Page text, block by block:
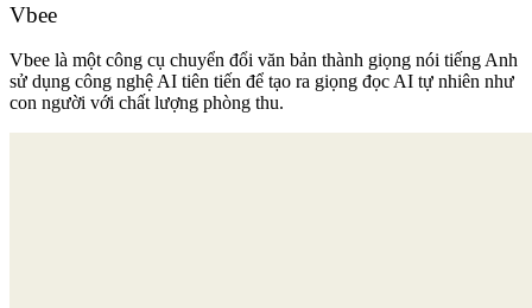
Vbee
Vbee là một công cụ chuyển đổi văn bản thành giọng nói tiếng Anh
sử dụng công nghệ AI tiên tiến để tạo ra giọng đọc AI tự nhiên như
con người với chất lượng phòng thu.